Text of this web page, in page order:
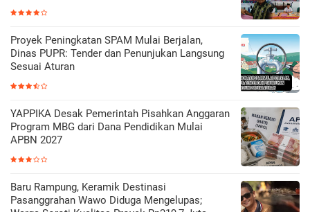
Proyek Peningkatan SPAM Mulai Berjalan,
Dinas PUPR: Tender dan Penunjukan Langsung
Sesuai Aturan
YAPPIKA Desak Pemerintah Pisahkan Anggaran
Program MBG dari Dana Pendidikan Mulai
APBN 2027
Baru Rampung, Keramik Destinasi
Pasanggrahan Wawo Diduga Mengelupas;